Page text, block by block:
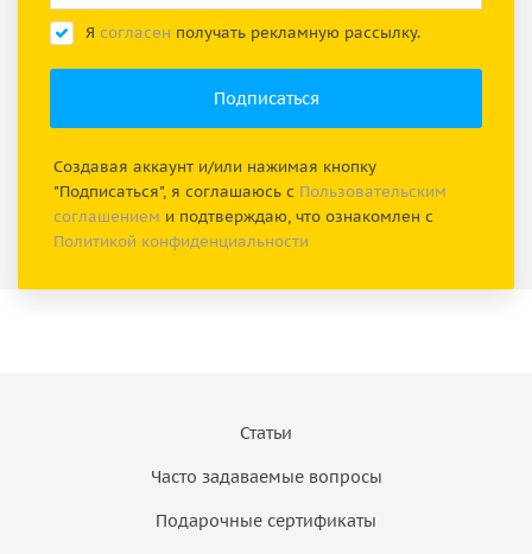
Я согласен получать рекламную рассылку.
Создавая аккаунт и/или нажимая кнопку
"Подписаться", я соглашаюсь с Пользовательским
соглашением и подтверждаю, что ознакомлен с
Политикой конфиденциальности
Статьи
Часто задаваемые вопросы
Подарочные сертификаты